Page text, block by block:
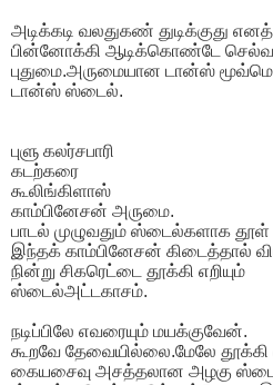
அடிக்கடி வலதுகண் துடிக்குது
பின்னோக்கி ஆடிக்கொண்டே செல்வது
புதுமை.அருமையான டான்ஸ்
டான்ஸ் ஸ்டைல்.
புளு கலர்சபாரி
கடற்கரை
கூலிங்கிளாஸ்
காம்பினேசன் அருமை.
பாடல் முழுவதும் ஸ்டைல்களாக
இந்தக் காம்பினேசன் கிடைத்தால்
நின்று சிகரெட்டை தூக்கி எறியும்
ஸ்டைல்அட்டகாசம்.
நடிப்பிலே எவரையும் மயக்குவேன்.
கூறவே தேவையில்லை.மேலே
கையசைவு அசத்தலான அழகு